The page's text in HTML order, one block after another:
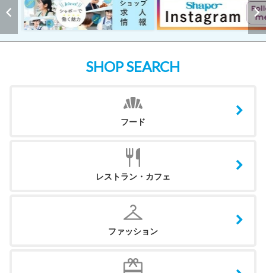
SHOP SEARCH
フード
レストラン・カフェ
ファッション